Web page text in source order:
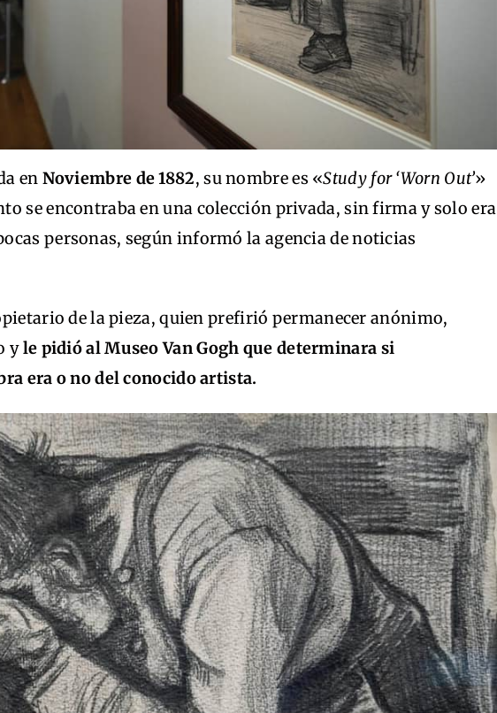
en Noviembre de 1882, su nombre es «Study for ‘Worn Out’»
se encontraba en una colección privada, sin firma y solo era
personas, según informó la agencia de noticias
de la pieza, quien prefirió permanecer anónimo,
yle pidió al Museo Van Gogh que determinara si
era o no del conocido artista.